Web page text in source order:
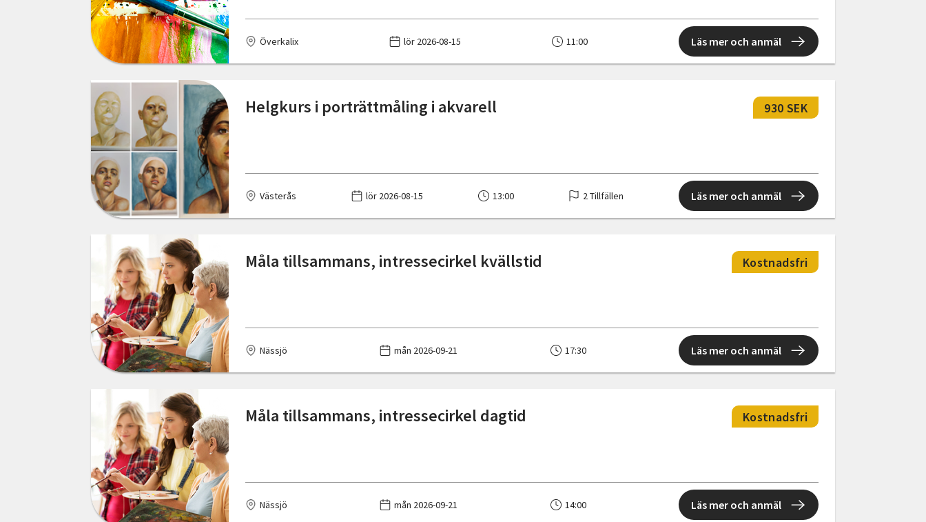
Skultuna
Skurup
Smedjebacken
Stenungsund
Stockholm
Säffle
Tingsryd
Trelleborg
Uppsala
Varberg
Vilhelmina
Västervik
Västerås
Växjö
Åmål
Åskloster
Älmhult
Överkalix lör 2026-08-15 11:00 Läs mer och anmäl
Helgkurs i porträttmåling i akvarell 930 SEK
Västerås lör 2026-08-15 13:00 2 Tillfällen Läs mer och anmäl
Måla tillsammans, intressecirkel kvällstid Kostnadsfri
Nässjö mån 2026-09-21 17:30 Läs mer och anmäl
Måla tillsammans, intressecirkel dagtid Kostnadsfri
Nässjö mån 2026-09-21 14:00 Läs mer och anmäl